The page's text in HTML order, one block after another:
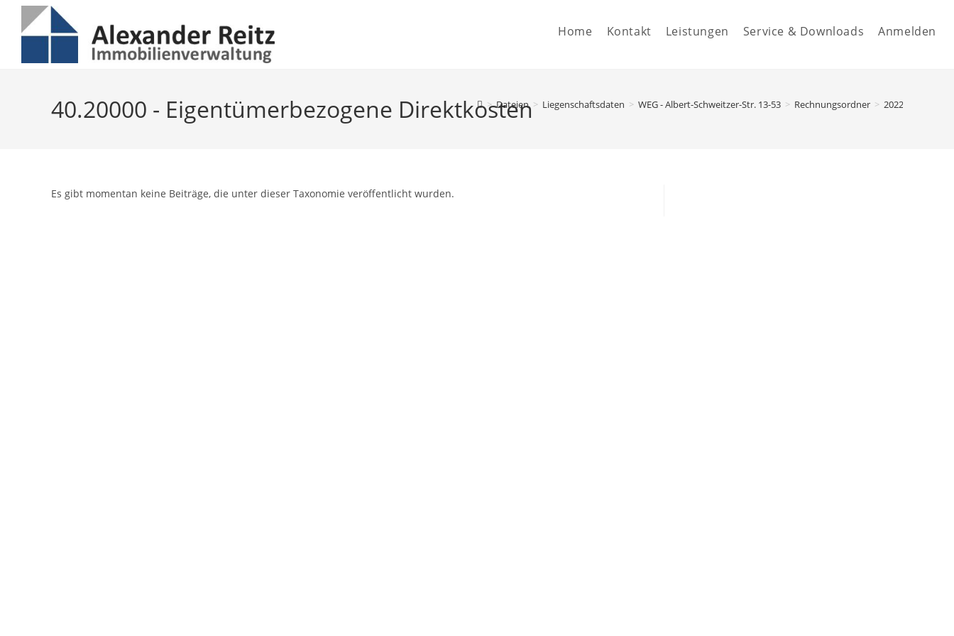
springen
Inhalt
Home Kontakt Leistungen Service & Downloads Anmelden
40.20000 - Eigentümerbezogene Direktkosten
> Dateien > Liegenschaftsdaten > WEG - Albert-Schweitzer-Str. 13-53 > Rechnungsordner > 2022
Es gibt momentan keine Beiträge, die unter dieser Taxonomie veröffentlicht wurden.